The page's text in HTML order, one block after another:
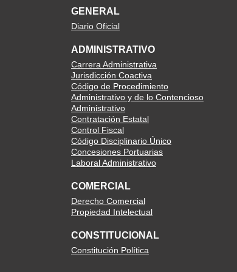
GENERAL
Diario Oficial
ADMINISTRATIVO
Carrera Administrativa
Jurisdicción Coactiva
Código de Procedimiento
Administrativo y de lo Contencioso
Administrativo
Contratación Estatal
Control Fiscal
Código Disciplinario Único
Concesiones Portuarias
Laboral Administrativo
COMERCIAL
Derecho Comercial
Propiedad Intelectual
CONSTITUCIONAL
Constitución Política